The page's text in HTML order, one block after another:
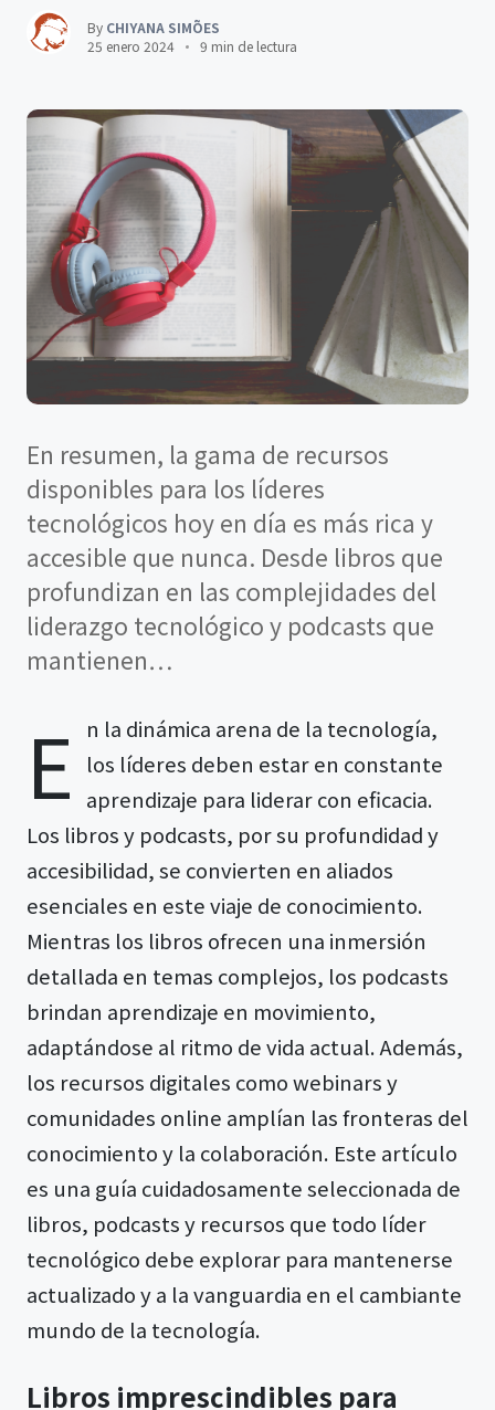
By CHIYANA SIMÕES
25 enero 2024
9 min de lectura
En resumen, la gama de recursos
disponibles para los líderes
tecnológicos hoy en día es más rica y
accesible que nunca. Desde libros que
profundizan en las complejidades del
liderazgo tecnológico y podcasts que
mantienen…
E
n la dinámica arena de la tecnología,
los líderes deben estar en constante
aprendizaje para liderar con eficacia.
Los libros y podcasts, por su profundidad y
accesibilidad, se convierten en aliados
esenciales en este viaje de conocimiento.
Mientras los libros ofrecen una inmersión
detallada en temas complejos, los podcasts
brindan aprendizaje en movimiento,
adaptándose al ritmo de vida actual. Además,
los recursos digitales como webinars y
comunidades online amplían las fronteras del
conocimiento y la colaboración. Este artículo
es una guía cuidadosamente seleccionada de
libros, podcasts y recursos que todo líder
tecnológico debe explorar para mantenerse
actualizado y a la vanguardia en el cambiante
mundo de la tecnología.
Libros imprescindibles para